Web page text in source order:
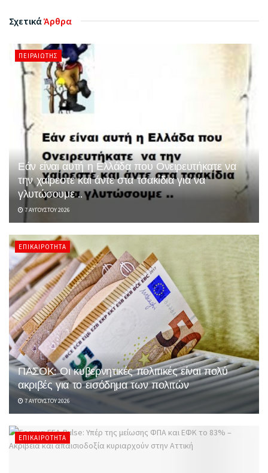
ΣχετικάΆρθρα
ΠΕΙΡΑΙΏΤΗΣ
Εάν είναι αυτή η Ελλάδα που Ονειρευτήκατε να
την χαίρεστε και άντε στα τσακίδια για να
γλυτώσουμε ..
7 ΑΥΓΟΎΣΤΟΥ 2026
ΕΠΙΚΑΙΡΌΤΗΤΑ
ΠΑΣΟΚ: Οι κυβερνητικές πολιτικές είναι πολύ
ακριβές για το εισόδημα των πολιτών
7 ΑΥΓΟΎΣΤΟΥ 2026
ΕΠΙΚΑΙΡΌΤΗΤΑ